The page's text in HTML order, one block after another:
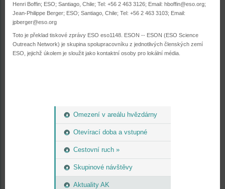
Omezení v areálu hvězdárny
Otevírací doba a vstupné
Cestovní ruch »
Skupinové návštěvy
Aktuality AK
Henri Boffin; ESO; Santiago, Chile; Tel: +56 2 463 3126; Email: hboffin@eso.org;
Jean-Philippe Berger; ESO; Santiago, Chile; Tel: +56 2 463 3103; Email:
jpberger@eso.org
Toto je překlad tiskové zprávy ESO eso1148. ESON -- ESON (ESO Science
Outreach Network) je skupina spolupracovníku z jednotlivých členských zemí
ESO, jejichž úkolem je sloužit jako kontaktní osoby pro lokální média.